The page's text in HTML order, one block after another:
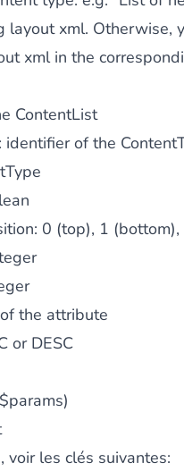
3D secure à la
xml. Otherwise,
xml in the
ContentList
identifier of the
0 (top), 1
the attribute
or DESC
les clés suivantes: